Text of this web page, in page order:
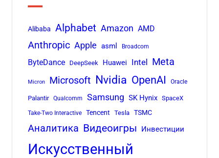
Alibaba Alphabet Amazon AMD
Anthropic Apple asml Broadcom
ByteDance DeepSeek Huawei Intel Meta
Micron Microsoft Nvidia OpenAI Oracle
Palantir Qualcomm Samsung SK Hynix SpaceX
Take-Two Interactive Tencent Tesla TSMC
Аналитика Видеоигры Инвестиции
Искусственный